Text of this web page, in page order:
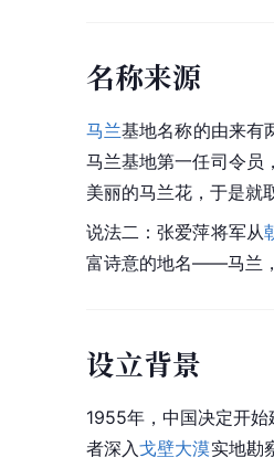
名称来源
马兰基地名称的由来有
马兰基地第一任司令员
美丽的马兰花，于是就
说法二：张爱萍将军从
富诗意的地名——马兰
设立背景
1955年，中国决定开
者深入戈壁大漠实地勘